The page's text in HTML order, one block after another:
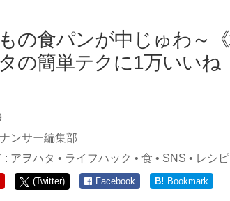
の食パンが中じゅわ～
の簡単テクに1万いい
ンサー編集部
: アヲハタ • ライフハック • 食 • SNS • レシピ
(Twitter) Facebook B! Bookmark